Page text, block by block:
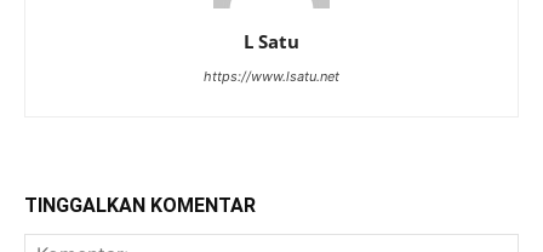
L Satu
https://www.lsatu.net
TINGGALKAN KOMENTAR